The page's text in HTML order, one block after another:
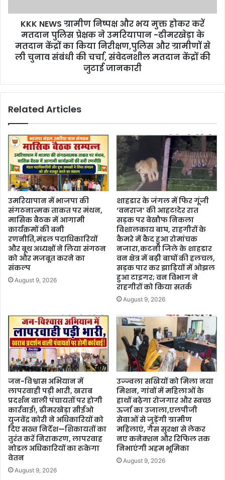
KKK NEWS ग्रामीण निष्पक्ष और भय मुक्त होकर करें
मतदान पुलिस प्रेक्षक ने उमरियापान -ढीमरखेड़ा के
मतदान केंद्रों का किया निरीक्षण,पुलिस और ग्रामीणों से
ली चुनाव संबंधी की चर्चा, संवेदनशील मतदान केंद्रों की
जुटाई जानकारी
Related Articles
उमरियापान में भाजपा की
संगठनात्मक ताकत पर मंथन,
मासिक बैठक में आगामी
कार्यक्रमों की बनी
रणनीति,मंडल पदाधिकारियों
और बूथ अध्यक्षों ने लिया संगठन
को और मजबूत करने का
संकल्प
August 9, 2026
शाहडार के जंगल में फिर गूंजी
‘वनराज’ की आहट!देर रात
सड़क पर बेखौफ निकला
विशालकाय बाघ, राहगीरों के
कैमरे में कैद हुआ रोमांचक
नजारा,कटनी जिले के शाहडार
वन क्षेत्र में बढ़ी बाघों की हलचल,
सड़क पार कर झाड़ियों में ओझल
हुआ टाइगर; वन विभाग ने
राहगीरों को किया सतर्क
August 9, 2026
जन-विश्वास अभियान में
लापरवाही पड़ी भारी, खराब
प्रदर्शन वाली पंचायतों पर होगी
कार्रवाई!, ढीमरखेड़ा सीईओ
युजवेंद्र कोरी ने अधिकारियों को
दिए सख्त निर्देश—शिकायतों का
तुरंत करें निराकरण, लापरवाह
नोडल अधिकारियों का रुकेगा
वेतन
August 9, 2026
उज्ज्वला सखियों को मिला नया
मिशन, गांवों में महिलाओं के
हाथों बढ़ेगा रोजगार और स्वच्छ
ऊर्जा का उजाला,एलपीजी
सेवाओं से जुड़ेंगी ग्रामीण
महिलाएं, गैस सुरक्षा से लेकर
नए कनेक्शन और रिफिल तक
निभाएंगी अहम भूमिका
August 9, 2026